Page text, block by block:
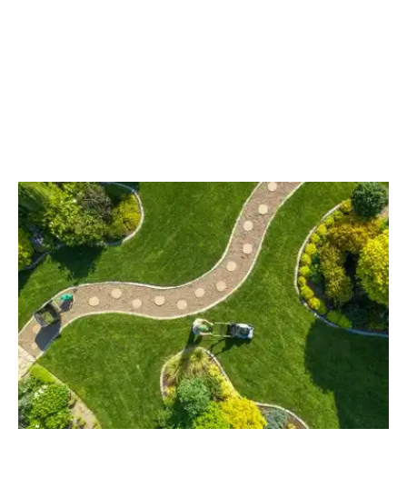
Service Jardinage Espace vert
Service : Espace vert
Service Entretien espace vert